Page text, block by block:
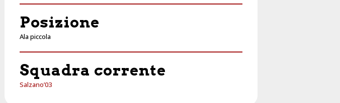
Posizione
Ala piccola
Squadra corrente
Salzano’03